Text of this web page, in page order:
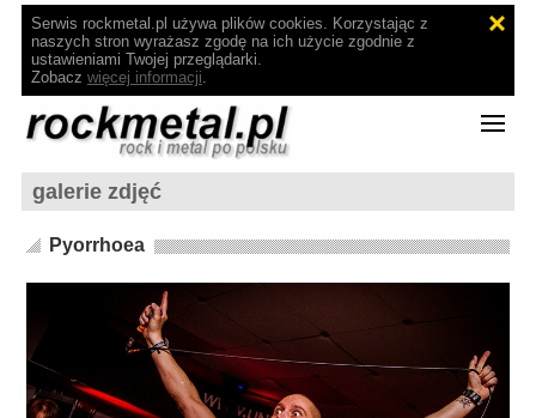
Serwis rockmetal.pl używa plików cookies. Korzystając z
naszych stron wyrażasz zgodę na ich użycie zgodnie z
ustawieniami Twojej przeglądarki.
Zobacz więcej informacji.
galerie zdjęć
Pyorrhoea